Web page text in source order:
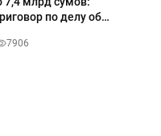
по делу об
7906